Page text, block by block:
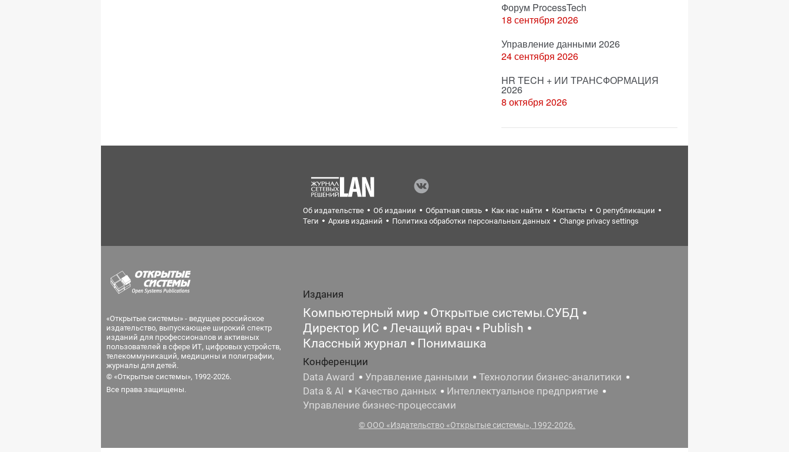
Форум ProcessTech
18 сентября 2026
Управление данными 2026
24 сентября 2026
HR TECH + ИИ ТРАНСФОРМАЦИЯ
2026
8 октября 2026
Об издательстве Об издании Обратная связь Как нас найти Контакты
О републикации
Теги
Архив изданий Политика обработки персональных данных Change privacy settings
«Открытые системы» - ведущее российское
издательство, выпускающее широкий спектр
изданий для профессионалов и активных
пользователей в сфере ИТ, цифровых устройств,
телекоммуникаций, медицины и полиграфии,
журналы для детей.
© «Открытые системы», 1992-2026.
Все права защищены.
Издания
Компьютерный мир
Открытые системы.СУБД
Директор ИС
Лечащий врач
Publish
Классный журнал
Понимашка
Конференции
Data Award
Управление данными
Технологии бизнес-аналитики
Data & AI
Качество данных
Интеллектуальное предприятие
Управление бизнес-процессами
© ООО «Издательство «Открытые системы», 1992-2026.